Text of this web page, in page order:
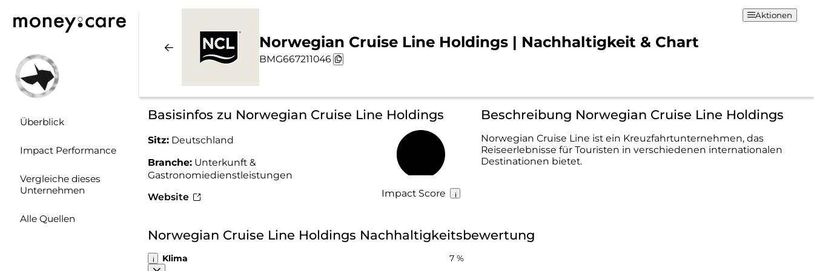
Überblick
Impact Performance
Vergleiche dieses
Unternehmen
Alle Quellen
Norwegian Cruise Line Holdings | Nachhaltigkeit & Chart
BMG667211046
Aktionen
Basisinfos zu Norwegian Cruise Line Holdings
Sitz: Deutschland
Branche: Unterkunft &
Gastronomiedienstleistungen
Website
Impact Score
Beschreibung Norwegian Cruise Line Holdings
Norwegian Cruise Line ist ein Kreuzfahrtunternehmen, das
Reiseerlebnisse für Touristen in verschiedenen internationalen
Destinationen bietet.
Norwegian Cruise Line Holdings Nachhaltigkeitsbewertung
Klima 7 %